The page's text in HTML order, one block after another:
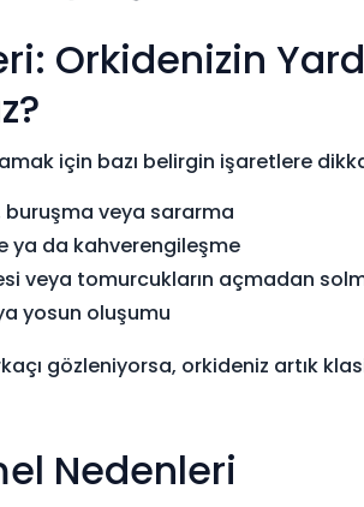
Orkidenizin
için bazı belirgin işaretlere
veya sararma
ya da kahverengileşme
veya tomurcukların açmadan
yosun oluşumu
gözleniyorsa, orkideniz artık
Nedenleri